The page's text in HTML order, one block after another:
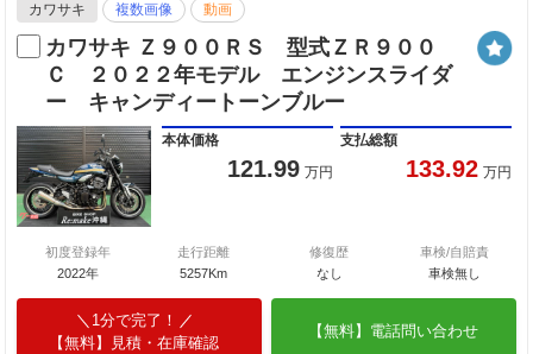
カワサキ 複数画像 動画
カワサキ Ｚ９００ＲＳ 型式ＺＲ９００
Ｃ ２０２２年モデル エンジンスライダ
ー キャンディートーンブルー
本体価格
121.99 万円
支払総額
133.92 万円
初度登録年
2022年
走行距離
5257Km
修復歴
なし
車検/自賠責
車検無し
1分で完了！
【無料】見積・在庫確認
【無料】電話問い合わせ